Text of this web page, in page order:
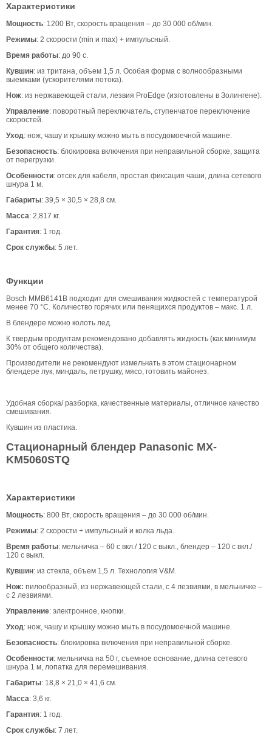
Характеристики
Мощность: 1200 Вт, скорость вращения – до 30 000 об/мин.
Режимы: 2 скорости (min и max) + импульсный.
Время работы: до 90 с.
Кувшин: из тритана, объем 1,5 л. Особая форма с волнообразными
выемками (ускорителями потока).
Нож: из нержавеющей стали, лезвия ProEdge (изготовлены в Золингене).
Управление: поворотный переключатель, ступенчатое переключение
скоростей.
Уход: нож, чашу и крышку можно мыть в посудомоечной машине.
Безопасность: блокировка включения при неправильной сборке, защита
от перегрузки.
Особенности: отсек для кабеля, простая фиксация чаши, длина сетевого
шнура 1 м.
Габариты: 39,5 × 30,5 × 28,8 см.
Масса: 2,817 кг.
Гарантия: 1 год.
Срок службы: 5 лет.
Функции
Bosch MMB6141B подходит для смешивания жидкостей с температурой
менее 70 °C. Количество горячих или пенящихся продуктов – макс. 1 л.
В блендере можно колоть лед.
К твердым продуктам рекомендовано добавлять жидкость (как минимум
30% от общего количества).
Производители не рекомендуют измельчать в этом стационарном
блендере лук, миндаль, петрушку, мясо, готовить майонез.
Удобная сборка/ разборка, качественные материалы, отличное качество
смешивания.
Кувшин из пластика.
Стационарный блендер Panasonic MX-
KM5060STQ
Характеристики
Мощность: 800 Вт, скорость вращения – до 30 000 об/мин.
Режимы: 2 скорости + импульсный и колка льда.
Время работы: мельничка – 60 с вкл./ 120 с выкл., блендер – 120 с вкл./
120 с выкл.
Кувшин: из стекла, объем 1,5 л. Технология V&M.
Нож: пилообразный, из нержавеющей стали, с 4 лезвиями, в мельничке –
с 2 лезвиями.
Управление: электронное, кнопки.
Уход: нож, чашу и крышку можно мыть в посудомоечной машине.
Безопасность: блокировка включения при неправильной сборке.
Особенности: мельничка на 50 г, съемное основание, длина сетевого
шнура 1 м, лопатка для перемешивания.
Габариты: 18,8 × 21,0 × 41,6 см.
Масса: 3,6 кг.
Гарантия: 1 год.
Срок службы: 7 лет.